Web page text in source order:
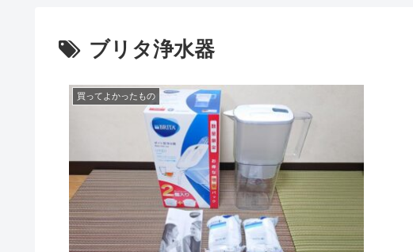
ブリタ浄水器
買ってよかったもの